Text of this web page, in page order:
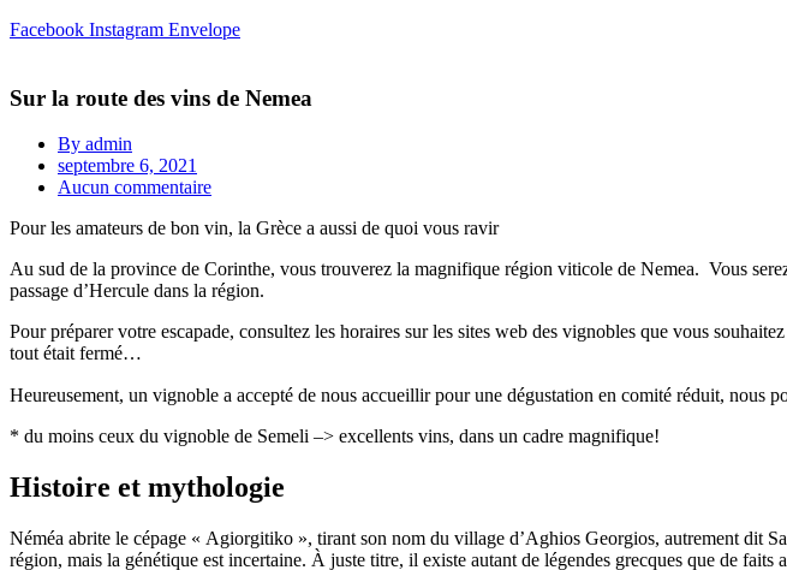
Facebook Instagram Envelope
Sur la route des vins de Nemea
By admin
septembre 6, 2021
Aucun commentaire
Pour les amateurs de bon vin, la Grèce a aussi de quoi vous ravir
Au sud de la province de Corinthe, vous trouverez la magnifique région viticole de Nemea. Vous
passage d’Hercule dans la région.
Pour préparer votre escapade, consultez les horaires sur les sites web des vignobles que vous
tout était fermé…
Heureusement, un vignoble a accepté de nous accueillir pour une dégustation en comité réduit, nous
* du moins ceux du vignoble de Semeli –> excellents vins, dans un cadre magnifique!
Histoire et mythologie
Néméa abrite le cépage « Agiorgitiko », tirant son nom du village d’Aghios Georgios, autrement dit
région, mais la génétique est incertaine. À juste titre, il existe autant de légendes grecques que de